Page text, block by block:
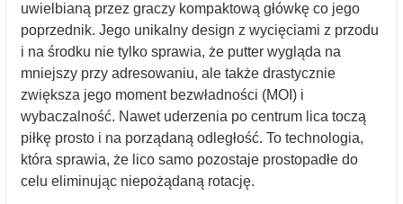
uwielbianą przez graczy kompaktową główkę co jego
poprzednik. Jego unikalny design z wycięciami z przodu
i na środku nie tylko sprawia, że putter wygląda na
mniejszy przy adresowaniu, ale także drastycznie
zwiększa jego moment bezwładności (MOI) i
wybaczalność. Nawet uderzenia po centrum lica toczą
piłkę prosto i na porządaną odległość. To technologia,
która sprawia, że lico samo pozostaje prostopadłe do
celu eliminując niepożądaną rotację.